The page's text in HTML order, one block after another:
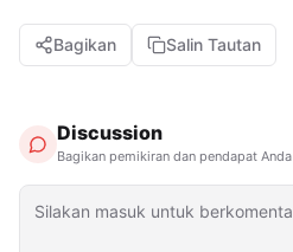
Bagikan Salin Tautan
Discussion
Bagikan pemikiran dan pendapat Anda